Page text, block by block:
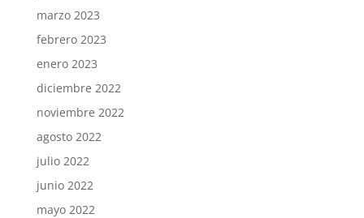
marzo 2023
febrero 2023
enero 2023
diciembre 2022
noviembre 2022
agosto 2022
julio 2022
junio 2022
mayo 2022